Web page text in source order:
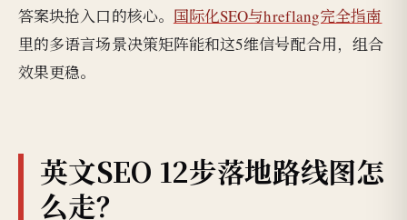
答案块抢入口的核心。 国际化SEO与hreflang完全指南
里的多语言场景决策矩阵能和这5维信号配合用，组合
效果更稳。
英文SEO 12步落地路线图怎
么走？